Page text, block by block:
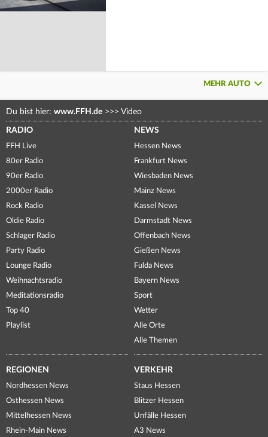
MEHR AUTO
Du bist hier: www.FFH.de >>> Video
RADIO
FFH Live
80er Radio
90er Radio
2000er Radio
Rock Radio
Oldie Radio
Schlager Radio
Party Radio
Lounge Radio
Weihnachtsradio
Meditationsradio
Top 40
Playlist
NEWS
Hessen News
Frankfurt News
Wiesbaden News
Mainz News
Kassel News
Darmstadt News
Offenbach News
Gießen News
Fulda News
Bayern News
Sport
Wetter
Alle Orte
Alle Themen
REGIONEN
Nordhessen News
Osthessen News
Mittelhessen News
Rhein-Main News
VERKEHR
Staus Hessen
Blitzer Hessen
Unfälle Hessen
A3 News